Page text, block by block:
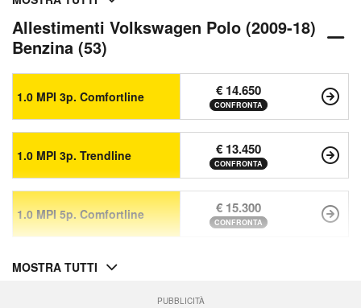
Allestimenti Volkswagen Polo (2009-18)
Benzina (53)
1.0 MPI 3p. Comfortline € 14.650
CONFRONTA
1.0 MPI 3p. Trendline € 13.450
CONFRONTA
1.0 MPI 5p. Comfortline € 15.300
CONFRONTA
MOSTRA TUTTI
PUBBLICITÀ